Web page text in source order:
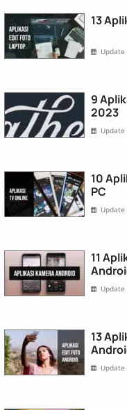
13
9
2023
10
PC
11
13